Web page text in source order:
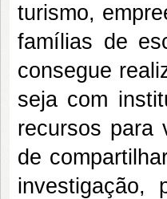
turismo,
famílias de
consegue
seja com
recursos para
de
investigação,